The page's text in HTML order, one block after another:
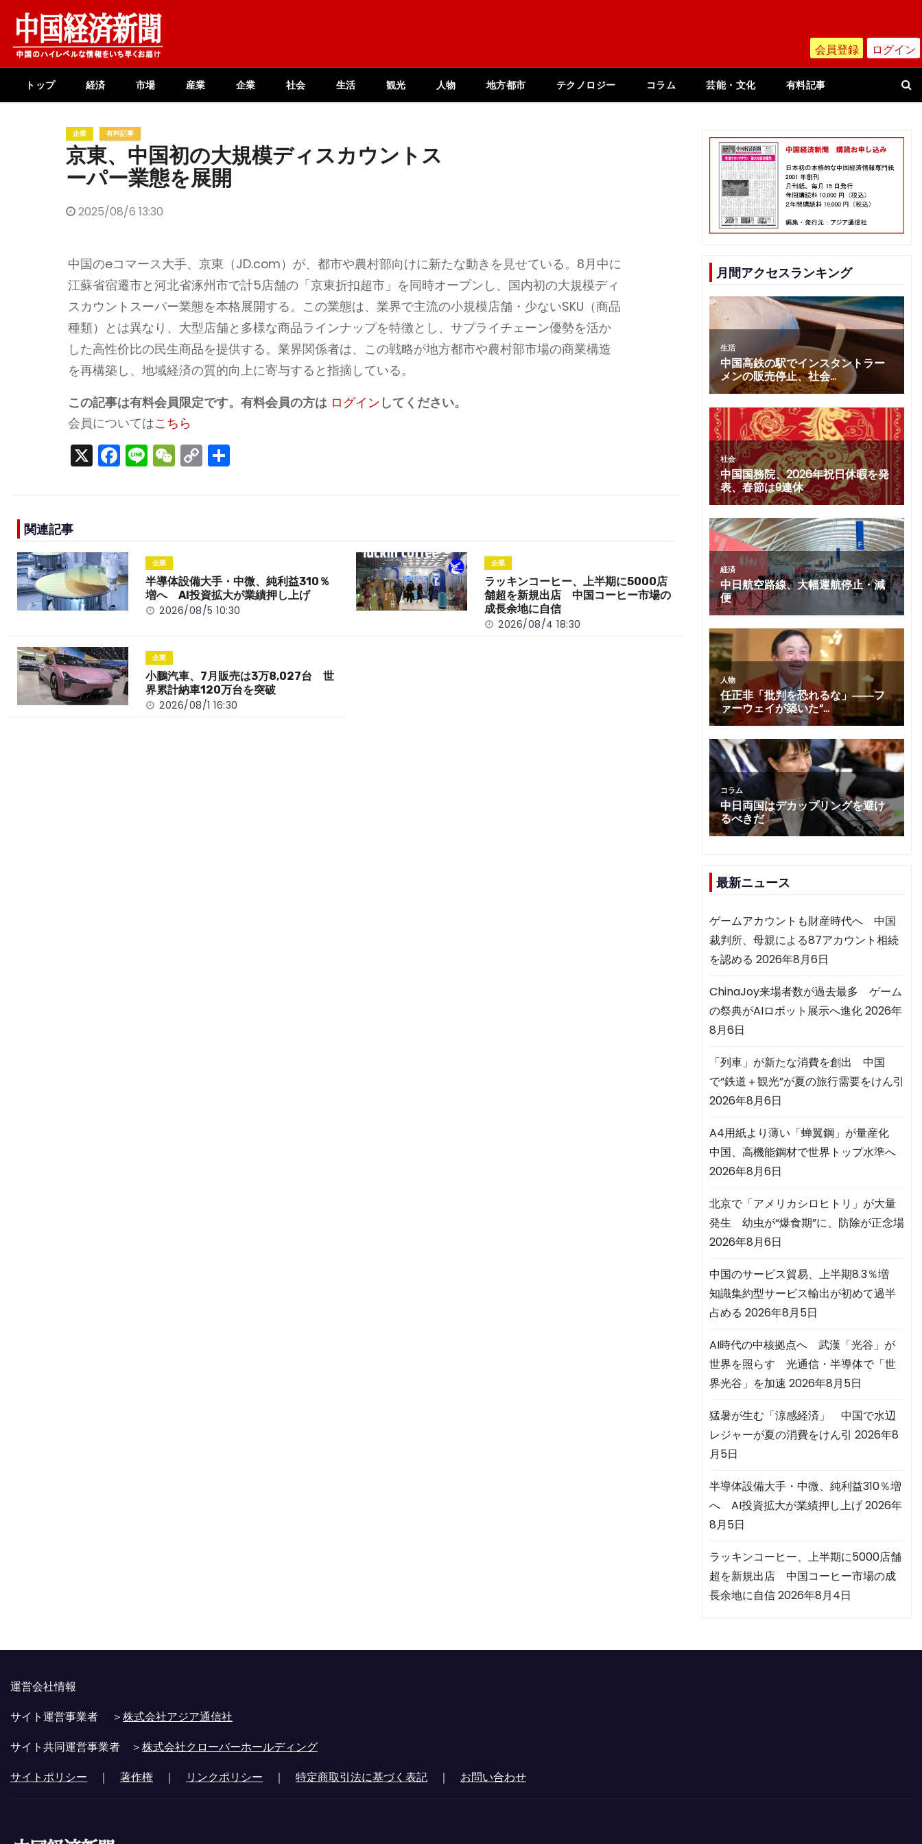
content
会員登録 ログイン
トップ 経済 市場 産業 企業 社会 生活 観光 人物 地方都市 テクノロジー コラム 芸能・文化 有料記事
企業 有料記事
京東、中国初の大規模ディスカウントス
ーパー業態を展開
2025/08/6 13:30
中国のeコマース大手、京東（JD.com）が、都市や農村部向けに新たな動きを見せている。8月中に
江蘇省宿遷市と河北省涿州市で計5店舗の「京東折扣超市」を同時オープンし、国内初の大規模ディ
スカウントスーパー業態を本格展開する。この業態は、業界で主流の小規模店舗・少ないSKU（商品
種類）とは異なり、大型店舗と多様な商品ラインナップを特徴とし、サプライチェーン優勢を活か
した高性价比の民生商品を提供する。業界関係者は、この戦略が地方都市や農村部市場の商業構造
を再構築し、地域経済の質的向上に寄与すると指摘している。
この記事は有料会員限定です。有料会員の方は ログイン してください。
会員についてはこちら
X F
a
o
o
k
Li
n
W
e
C
o
k
関連記事
企業
半導体設備大手・中微、純利益310％
増へ AI投資拡大が業績押し上げ
2026/08/5 10:30
企業
ラッキンコーヒー、上半期に5000店
舗超を新規出店 中国コーヒー市場の
成長余地に自信
2026/08/4 18:30
企業
小鵬汽車、7月販売は3万8,027台 世
界累計納車120万台を突破
2026/08/1 16:30
月間アクセスランキング
最新ニュース
ゲームアカウントも財産時代へ 中国
裁判所、母親による87アカウント相続
を認める 2026年8月6日
ChinaJoy来場者数が過去最多 ゲーム
の祭典がAIロボット展示へ進化2026年
8月6日
「列車」が新たな消費を創出 中国
で“鉄道＋観光”が夏の旅行需要をけん引
2026年8月6日
A4用紙より薄い「蝉翼鋼」が量産化
中国、高機能鋼材で世界トップ水準へ
2026年8月6日
北京で「アメリカシロヒトリ」が大量
発生 幼虫が“爆食期”に、防除が正念場
2026年8月6日
中国のサービス貿易、上半期8.3％増
知識集約型サービス輸出が初めて過半
占める 2026年8月5日
AI時代の中核拠点へ 武漢「光谷」が
世界を照らす 光通信・半導体で「世
界光谷」を加速 2026年8月5日
猛暑が生む「涼感経済」 中国で水辺
レジャーが夏の消費をけん引 2026年8
月5日
半導体設備大手・中微、純利益310％増
へ AI投資拡大が業績押し上げ2026年
8月5日
ラッキンコーヒー、上半期に5000店舗
超を新規出店 中国コーヒー市場の成
長余地に自信2026年8月4日
運営会社情報
サイト運営事業者 ＞株式会社アジア通信社
サイト共同運営事業者 ＞株式会社クローバーホールディング
サイトポリシー ｜ 著作権 ｜ リンクポリシー ｜ 特定商取引法に基づく表記 ｜ お問い合わせ